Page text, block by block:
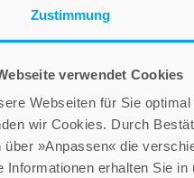
Zustimmung
verwendet Cookies
Webseiten für Sie
wir Cookies. Durch
über »Anpassen« die
Informationen erhalten Sie in